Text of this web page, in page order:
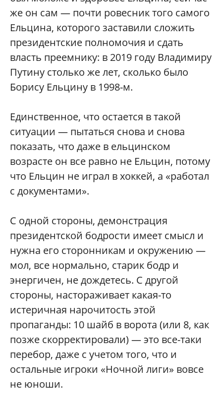
же он сам — почти ровесник того самого
Ельцина, которого заставили сложить
президентские полномочия и сдать
власть преемнику: в 2019 году Владимиру
Путину столько же лет, сколько было
Борису Ельцину в 1998-м.
Единственное, что остается в такой
ситуации — пытаться снова и снова
показать, что даже в ельцинском
возрасте он все равно не Ельцин, потому
что Ельцин не играл в хоккей, а «работал
с документами».
С одной стороны, демонстрация
президентской бодрости имеет смысл и
нужна его сторонникам и окружению —
мол, все нормально, старик бодр и
энергичен, не дождетесь. С другой
стороны, настораживает какая-то
истеричная нарочитость этой
пропаганды: 10 шайб в ворота (или 8, как
позже скорректировали) — это все-таки
перебор, даже с учетом того, что и
остальные игроки «Ночной лиги» вовсе
не юноши.